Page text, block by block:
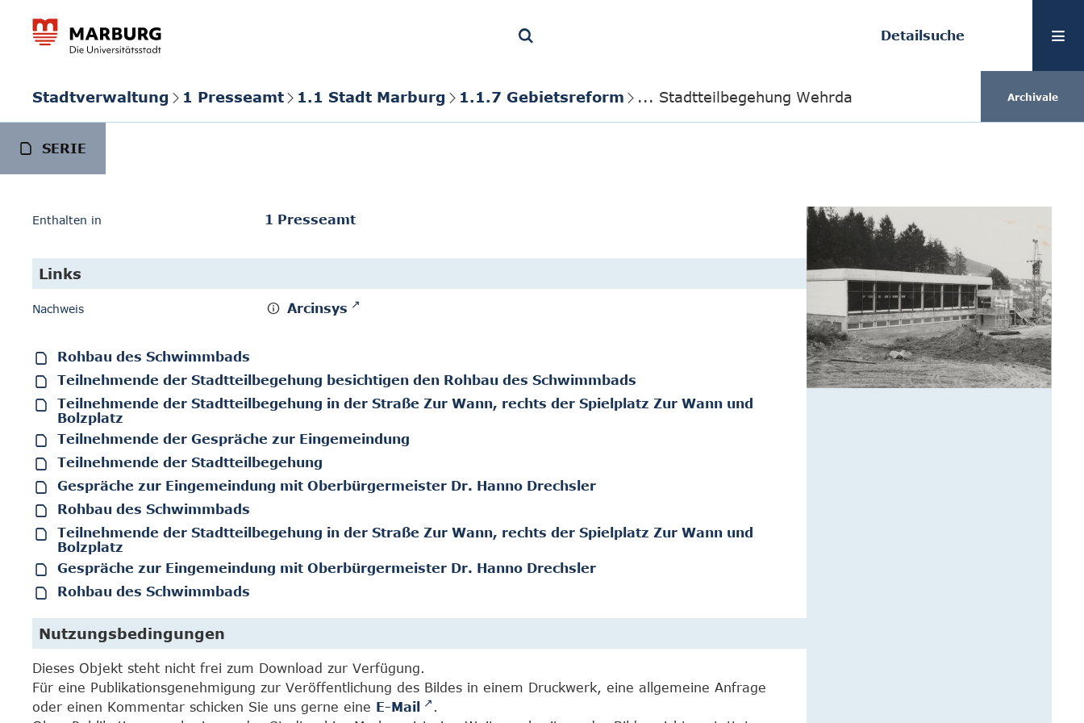
Detailsuche
Stadtverwaltung 1 Presseamt 1.1 Stadt Marburg 1.1.7 Gebietsreform ... Stadtteilbegehung Wehrda Archivale
SERIE
Enthalten in 1 Presseamt
Links
Nachweis Arcinsys
Rohbau des Schwimmbads
Teilnehmende der Stadtteilbegehung besichtigen den Rohbau des Schwimmbads
Teilnehmende der Stadtteilbegehung in der Straße Zur Wann, rechts der Spielplatz Zur Wann und
Bolzplatz
Teilnehmende der Gespräche zur Eingemeindung
Teilnehmende der Stadtteilbegehung
Gespräche zur Eingemeindung mit Oberbürgermeister Dr. Hanno Drechsler
Rohbau des Schwimmbads
Teilnehmende der Stadtteilbegehung in der Straße Zur Wann, rechts der Spielplatz Zur Wann und
Bolzplatz
Gespräche zur Eingemeindung mit Oberbürgermeister Dr. Hanno Drechsler
Rohbau des Schwimmbads
Nutzungsbedingungen
Dieses Objekt steht nicht frei zum Download zur Verfügung.
Für eine Publikationsgenehmigung zur Veröffentlichung des Bildes in einem Druckwerk, eine allgemeine Anfrage
oder einen Kommentar schicken Sie uns gerne eine E-Mail
.